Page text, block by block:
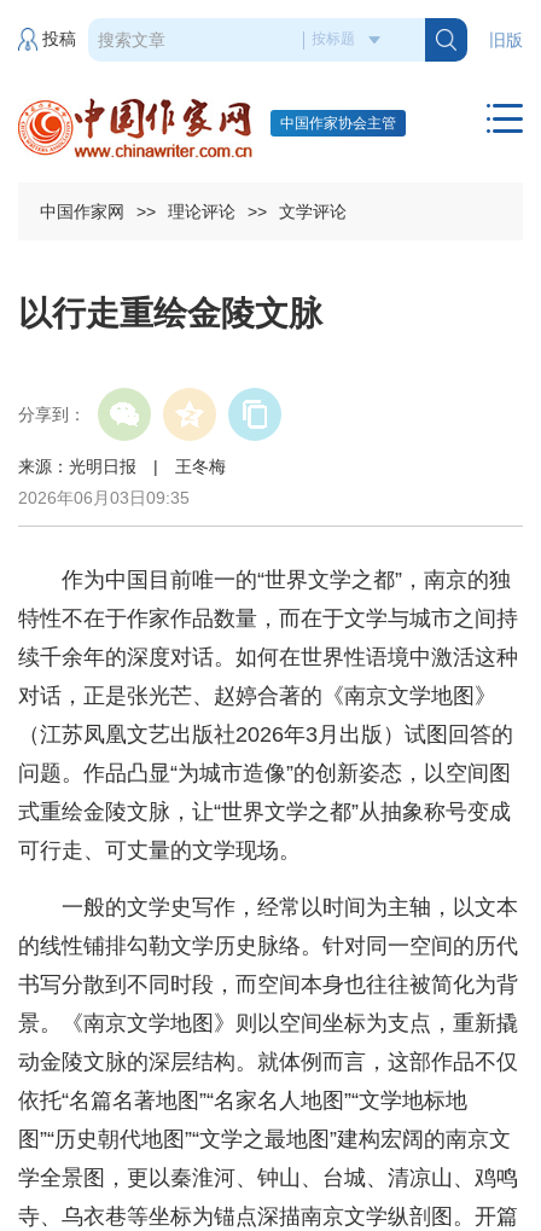
旧版
投稿
中国作家协会主管
中国作家网 >> 理论评论 >> 文学评论
以行走重绘金陵文脉
分享到：
来源：光明日报 | 王冬梅
2026年06月03日09:35
作为中国目前唯一的“世界文学之都”，南京的独
特性不在于作家作品数量，而在于文学与城市之间持
续千余年的深度对话。如何在世界性语境中激活这种
对话，正是张光芒、赵婷合著的《南京文学地图》
（江苏凤凰文艺出版社2026年3月出版）试图回答的
问题。作品凸显“为城市造像”的创新姿态，以空间图
式重绘金陵文脉，让“世界文学之都”从抽象称号变成
可行走、可丈量的文学现场。
一般的文学史写作，经常以时间为主轴，以文本
的线性铺排勾勒文学历史脉络。针对同一空间的历代
书写分散到不同时段，而空间本身也往往被简化为背
景。《南京文学地图》则以空间坐标为支点，重新撬
动金陵文脉的深层结构。就体例而言，这部作品不仅
依托“名篇名著地图”“名家名人地图”“文学地标地
图”“历史朝代地图”“文学之最地图”建构宏阔的南京文
学全景图，更以秦淮河、钟山、台城、清凉山、鸡鸣
寺、乌衣巷等坐标为锚点深描南京文学纵剖图。开篇